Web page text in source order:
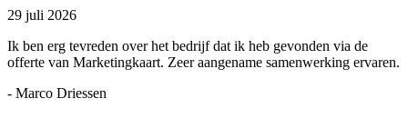
29 juli 2026
Ik ben erg tevreden over het bedrijf dat ik heb gevonden via de
offerte van Marketingkaart. Zeer aangename samenwerking ervaren.
- Marco Driessen